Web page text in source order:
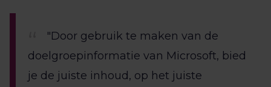
"Door gebruik te maken van de
doelgroepinformatie van Microsoft, bied
je de juiste inhoud, op het juiste